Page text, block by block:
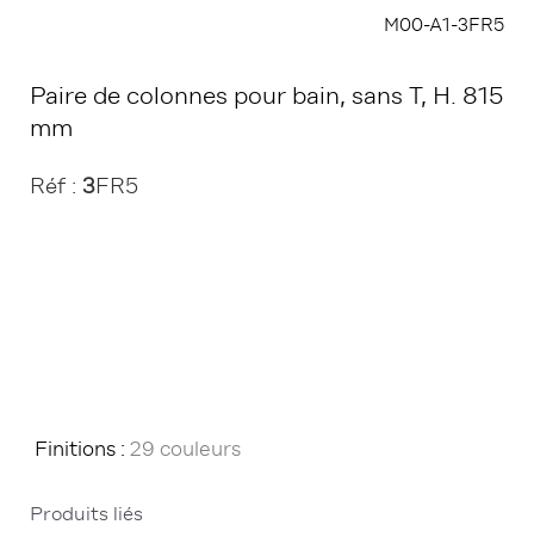
M00-A1-3FR5
Paire de colonnes pour bain, sans T, H. 815
mm
Réf : 3FR5
Finitions : 29 couleurs
Produits liés